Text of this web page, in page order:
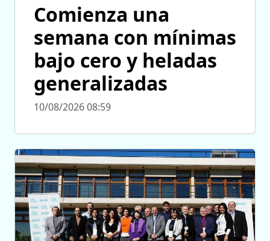
Comienza una
semana con mínimas
bajo cero y heladas
generalizadas
10/08/2026 08:59